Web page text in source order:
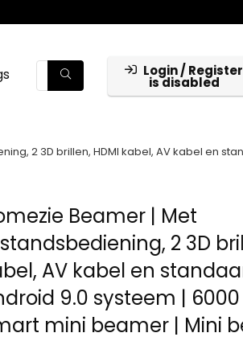
Login / Register
is disabled
2 3D brillen, HDMI kabel, AV kabel en
Beamer | Met
2 3D
AV kabel en
9.0 systeem |
mini beamer | Mini